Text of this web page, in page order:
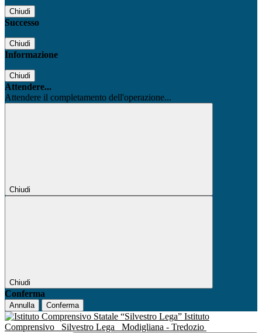
Chiudi
Successo
Chiudi
Informazione
Chiudi
Attendere...
Attendere il completamento dell'operazione...
Chiudi
Chiudi
Conferma
Annulla Conferma
Istituto
Comprensivo
Silvestro Lega Modigliana - Tredozio